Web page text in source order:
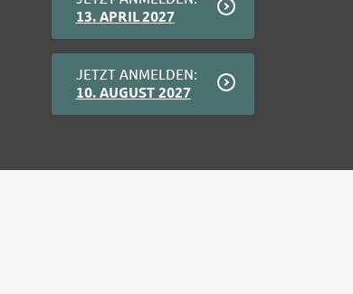
13. APRIL 2027
JETZT ANMELDEN:
10. AUGUST 2027